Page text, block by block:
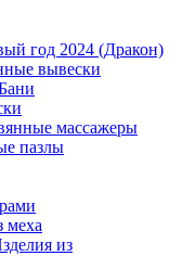
год 2024 (Дракон)
вывески
массажеры
пазлы
меха
из